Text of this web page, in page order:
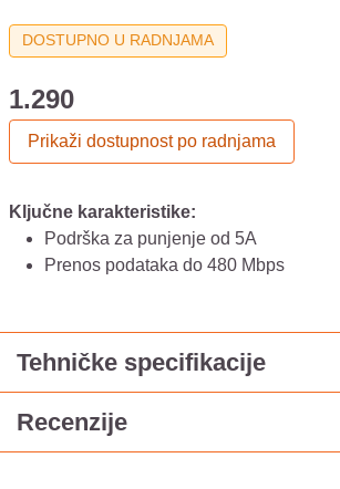
DOSTUPNO U RADNJAMA
1.290
Prikaži dostupnost po radnjama
Ključne karakteristike:
Podrška za punjenje od 5A
Prenos podataka do 480 Mbps
Tehničke specifikacije
Recenzije